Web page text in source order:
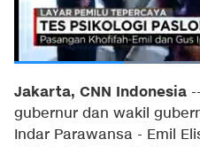
Jakarta, CNN Indonesia
gubernur dan wakil
Indar Parawansa - Emil